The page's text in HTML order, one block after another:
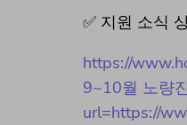
✅ 지원 소식
https://
9~10월 노량
url=https://